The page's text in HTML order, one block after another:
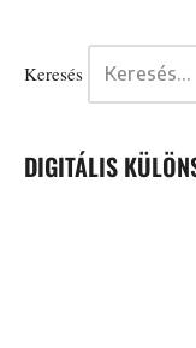
Keresés
DIGITÁLIS